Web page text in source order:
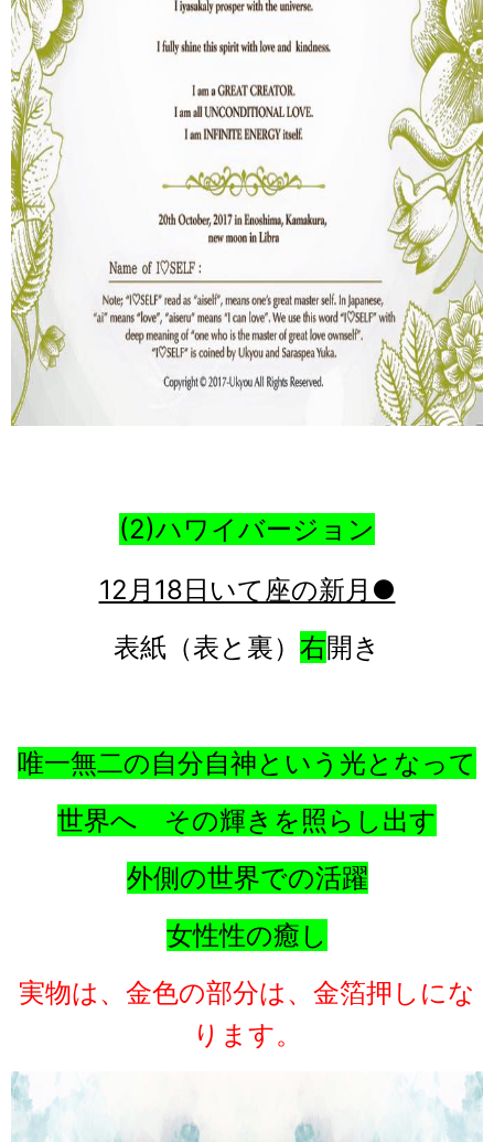
(2)ハワイバージョン
12月18日いて座の新月●
表紙（表と裏） 右開き
唯一無二の自分自神という光となって
世界へ その輝きを照らし出す
外側の世界での活躍
女性性の癒し
実物は、金色の部分は、金箔押しにな
ります。